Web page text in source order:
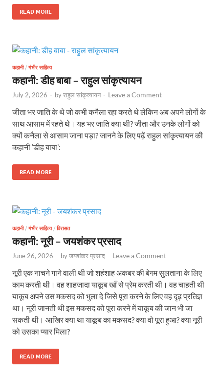
READ MORE
कहानी/ गंभीर साहित्य
कहानी: डीह बाबा – राहुल सांकृत्यायन
July 2, 2026 - byराहुल सांकृत्यायन - Leave a Comment
जीता भर जाति के थे जो कभी कनैला रहा करते थे लेकिन अब अपने लोगों के
साथ आसाम में रहते थे। यह भर जाति क्या थी? जीता और उनके लोगों को
क्यों कनैला से आसाम जाना पड़ा? जानने के लिए पढ़ें राहुल सांकृत्यायन की
कहानी ‘डीह बाबा’:
READ MORE
कहानी/ गंभीर साहित्य/ विरासत
कहानी: नूरी – जयशंकर प्रसाद
June 26, 2026 - byजयशंकर प्रसाद - Leave a Comment
नूरी एक नाचने गाने वाली थी जो शहंशाह अकबर की बेगम सुलताना के लिए
काम करती थी। वह शाहजादा याकूब खाँ से प्रेम करती थी। वह चाहती थी
याकूब अपने उस मकसद को भुला दे जिसे पूरा करने के लिए वह दृढ़ प्रतिज्ञ
था। नूरी जानती थी इस मकसद को पूरा करने में याकूब की जान भी जा
सकती थी। आखिर क्या था याकूब का मकसद? क्या वो पूरा हुआ? क्या नूरी
को उसका प्यार मिला?
READ MORE